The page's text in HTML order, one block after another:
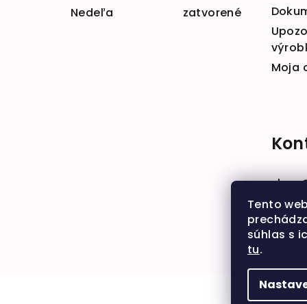
Tento
súhlas s
tu.
Nedeľa zatvorené
Moja
shop
+421